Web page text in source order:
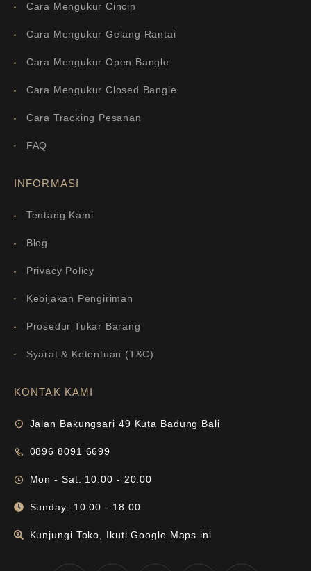
Cara Mengukur Cincin
Cara Mengukur Gelang Rantai
Cara Mengukur Open Bangle
Cara Mengukur Closed Bangle
Cara Tracking Pesanan
FAQ
INFORMASI
Tentang Kami
Blog
Privacy Policy
Kebijakan Pengiriman
Prosedur Tukar Barang
Syarat & Ketentuan (T&C)
KONTAK KAMI
Jalan Bakungsari 49 Kuta Badung Bali
0896 8091 6699
Mon - Sat: 10:00 - 20:00
Sunday: 10.00 - 18.00
Kunjungi Toko, Ikuti Google Maps ini